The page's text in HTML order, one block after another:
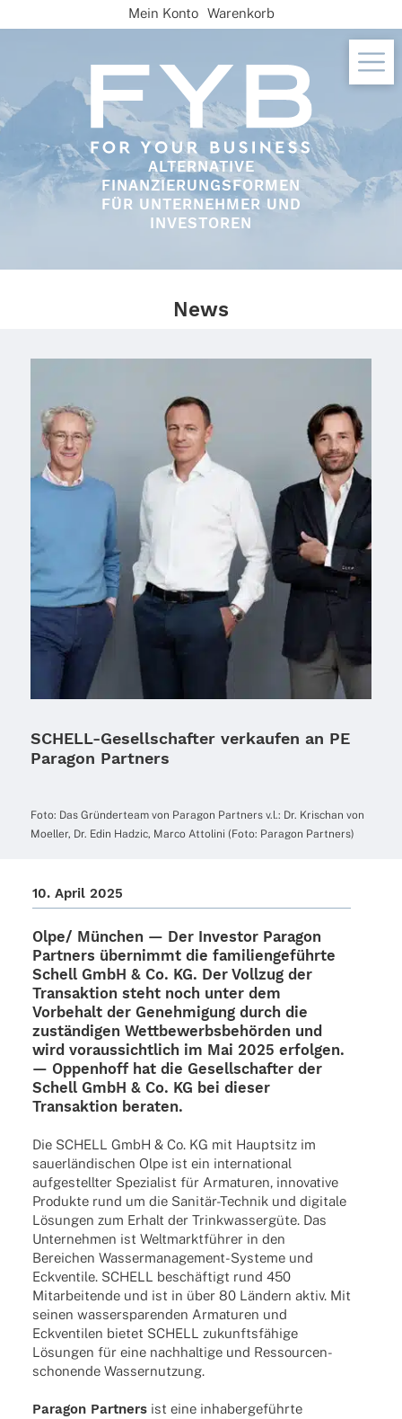
to
ALTERNATIVE
FINANZIERUNGSFORMEN
FÜR UNTERNEHMER UND
INVESTOREN
Mein Konto Warenkorb
News
SCHELL-Gesellschafter verkaufen an PE
Paragon Partners
Foto: Das Grün­der­team von Para­gon Part­ners v.l.: Dr. Krischan von
Moel­ler, Dr. Edin Hadzic, Marco Atto­lini (Foto: Para­gon Partners)
10. April 2025
Olpe/ München — Der Inves­tor Para­gon
Part­ners über­nimmt die fami­li­en­ge­führte
Schell GmbH & Co. KG. Der Voll­zug der
Trans­ak­tion steht noch unter dem
Vorbe­halt der Geneh­mi­gung durch die
zustän­di­gen Wett­be­werbs­be­hör­den und
wird voraus­sicht­lich im Mai 2025 erfol­gen.
— Oppen­hoff hat die Gesell­schaf­ter der
Schell GmbH & Co. KG bei dieser
Trans­ak­tion beraten.
Die SCHELL GmbH & Co. KG mit Haupt­sitz im
sauer­län­di­schen Olpe ist ein inter­na­tio­nal
aufge­stell­ter Spezia­list für Arma­tu­ren, inno­va­tive
Produkte rund um die Sani­­tär-Tech­­nik und digi­tale
Lösun­gen zum Erhalt der Trink­was­ser­güte. Das
Unter­neh­men ist Welt­markt­füh­rer in den
Berei­chen Wasser­­ma­­na­ge­­ment-Systeme und
Eckven­tile. SCHELL beschäf­tigt rund 450
Mitar­bei­tende und ist in über 80 Ländern aktiv. Mit
seinen wasser­spa­ren­den Arma­tu­ren und
Eckven­ti­len bietet SCHELL zukunfts­fä­hige
Lösun­gen für eine nach­hal­tige und Ressour­cen-
scho­­nende Wassernutzung.
Para­gon Part­nersist eine inha­ber­ge­führte